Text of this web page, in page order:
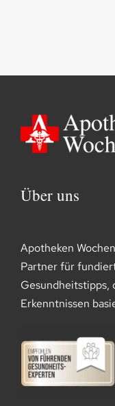
Über uns
Apotheken
Partner für
Gesundheitstipps,
Erkenntnissen